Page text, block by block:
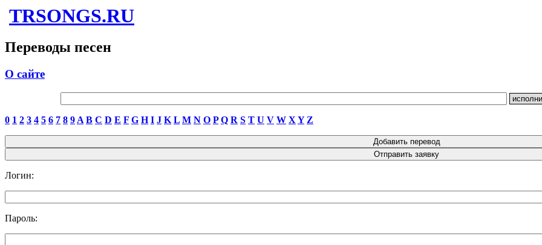
TRSONGS.RU
Переводы песен
О сайте
0 1 2 3 4 5 6 7 8 9 A B C D E F G H I J K L M N O P Q R S T U V W X Y Z
Логин:
Пароль: